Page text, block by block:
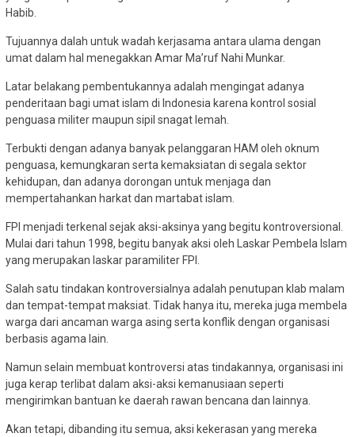
Habib.
Tujuannya dalah untuk wadah kerjasama antara ulama dengan
umat dalam hal menegakkan Amar Ma’ruf Nahi Munkar.
Latar belakang pembentukannya adalah mengingat adanya
penderitaan bagi umat islam di Indonesia karena kontrol sosial
penguasa militer maupun sipil snagat lemah.
Terbukti dengan adanya banyak pelanggaran HAM oleh oknum
penguasa, kemungkaran serta kemaksiatan di segala sektor
kehidupan, dan adanya dorongan untuk menjaga dan
mempertahankan harkat dan martabat islam.
FPI menjadi terkenal sejak aksi-aksinya yang begitu kontroversional.
Mulai dari tahun 1998, begitu banyak aksi oleh Laskar Pembela Islam
yang merupakan laskar paramiliter FPI.
Salah satu tindakan kontroversialnya adalah penutupan klab malam
dan tempat-tempat maksiat. Tidak hanya itu, mereka juga membela
warga dari ancaman warga asing serta konflik dengan organisasi
berbasis agama lain.
Namun selain membuat kontroversi atas tindakannya, organisasi ini
juga kerap terlibat dalam aksi-aksi kemanusiaan seperti
mengirimkan bantuan ke daerah rawan bencana dan lainnya.
Akan tetapi, dibanding itu semua, aksi kekerasan yang mereka